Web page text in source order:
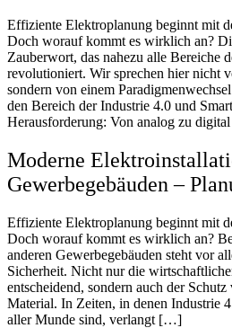
Effiziente Elektroplanung beginnt mit
Doch worauf kommt es wirklich an?
Zauberwort, das nahezu alle Bereiche
revolutioniert. Wir sprechen hier nicht
sondern von einem
den Bereich der Industrie 4.0 und
Herausforderung: Von analog zu
Moderne
Gewerbegebäuden –
Effiziente Elektroplanung beginnt mit
Doch worauf kommt es wirklich an?
anderen Gewerbegebäuden steht vor
Sicherheit. Nicht nur die
entscheidend, sondern auch der
Material. In Zeiten, in denen Industrie
aller Munde sind, verlangt […]